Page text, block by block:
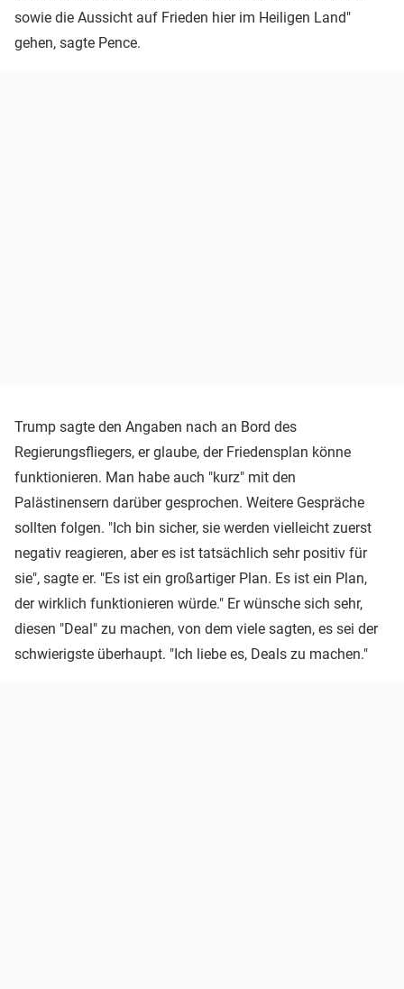
sowie die Aussicht auf Frieden hier im Heiligen Land"
gehen, sagte Pence.
Trump sagte den Angaben nach an Bord des
Regierungsfliegers, er glaube, der Friedensplan könne
funktionieren. Man habe auch "kurz" mit den
Palästinensern darüber gesprochen. Weitere Gespräche
sollten folgen. "Ich bin sicher, sie werden vielleicht zuerst
negativ reagieren, aber es ist tatsächlich sehr positiv für
sie", sagte er. "Es ist ein großartiger Plan. Es ist ein Plan,
der wirklich funktionieren würde." Er wünsche sich sehr,
diesen "Deal" zu machen, von dem viele sagten, es sei der
schwierigste überhaupt. "Ich liebe es, Deals zu machen."